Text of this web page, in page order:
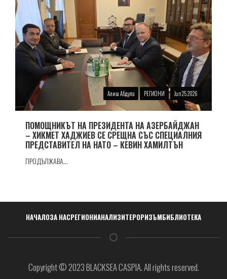
Алиш Абдула РЕГИОНИ Jun 25 2026
ПОМОЩНИКЪТ НА ПРЕЗИДЕНТА НА АЗЕРБАЙДЖАН
– ХИКМЕТ ХАДЖИЕВ СЕ СРЕЩНА СЪС СПЕЦИАЛНИЯ
ПРЕДСТАВИТЕЛ НА НАТО – КЕВИН ХАМИЛТЪН
ПРОДЪЛЖАВА...
Навигация
НАЧАЛОЗА НАСРЕГИОНИАНАЛИЗИТЕРОРИЗЪМБИБЛИОТЕКА
Copyright © 2023 BLACKSEA CASPIA. All rights reserved.